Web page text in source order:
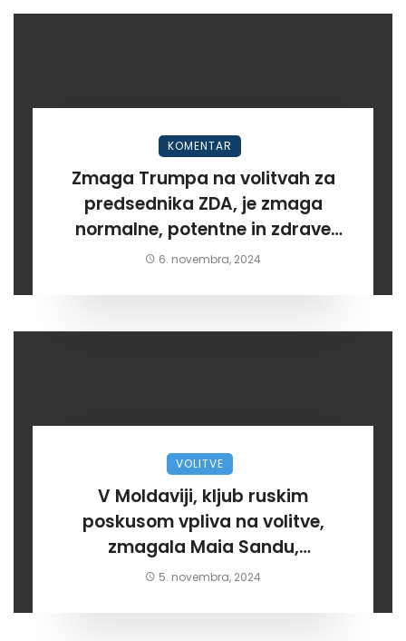
KOMENTAR
Zmaga Trumpa na volitvah za
predsednika ZDA, je zmaga
normalne, potentne in zdrave
opcije
6. novembra, 2024
VOLITVE
V Moldaviji, kljub ruskim
poskusom vpliva na volitve,
zmagala Maia Sandu,
prozahodno orientirana
5. novembra, 2024